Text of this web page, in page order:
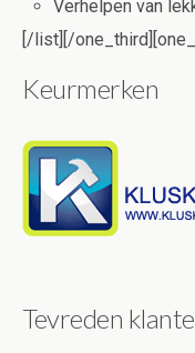
Verhelpen van
[/list][/
Keurmerken
Tevreden